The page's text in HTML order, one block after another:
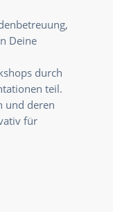
Deine
durch
teil.
und deren
für